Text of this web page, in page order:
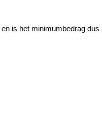
is het minimumbedrag dus